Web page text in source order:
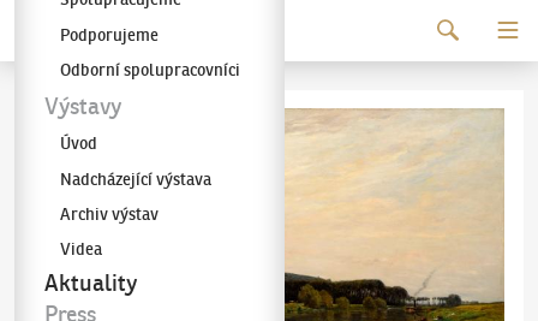
Galerie KODLPodporujeme
Odborní spolupracovníci
Výstavy
Úvod
Nadcházející výstava
Archiv výstav
Videa
Aktuality
Press